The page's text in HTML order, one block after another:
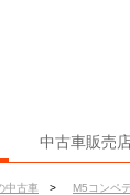
中古車販売
中古車 > M5コンペ